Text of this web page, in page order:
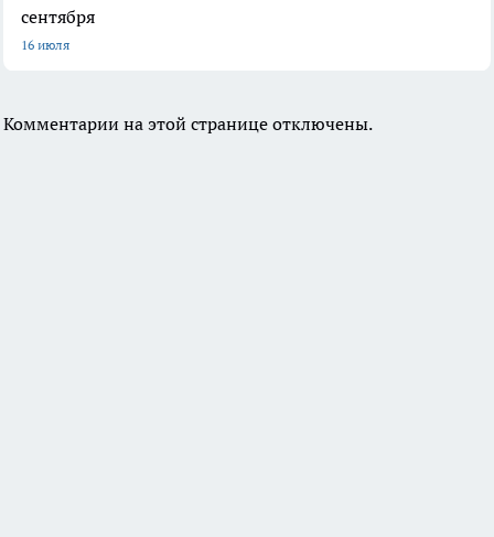
сентября
16 июля
Комментарии на этой странице отключены.